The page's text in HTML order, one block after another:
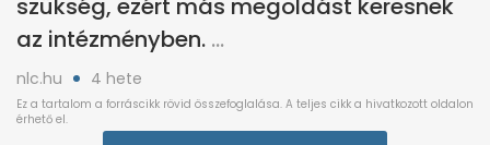
szükség, ezért más megoldást keresnek
az intézményben.
nlc.hu 4 hete